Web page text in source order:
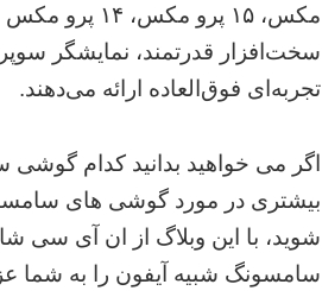
سخت‌افزار قدرتمند، نمایشگر
تجربه‌ای فوق‌العاده ارائه می‌دهند.
اگر می خواهید بدانید کدام
بیشتری در مورد گوشی های
سامسونگ شبیه آیفون را به شما